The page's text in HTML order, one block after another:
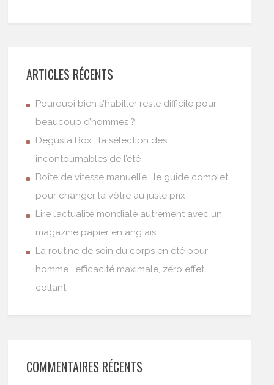
ARTICLES RÉCENTS
Pourquoi bien s’habiller reste difficile pour
beaucoup d’hommes ?
Degusta Box : la sélection des
incontournables de l’été
Boîte de vitesse manuelle : le guide complet
pour changer la vôtre au juste prix
Lire l’actualité mondiale autrement avec un
magazine papier en anglais
La routine de soin du corps en été pour
homme : efficacité maximale, zéro effet
collant
COMMENTAIRES RÉCENTS